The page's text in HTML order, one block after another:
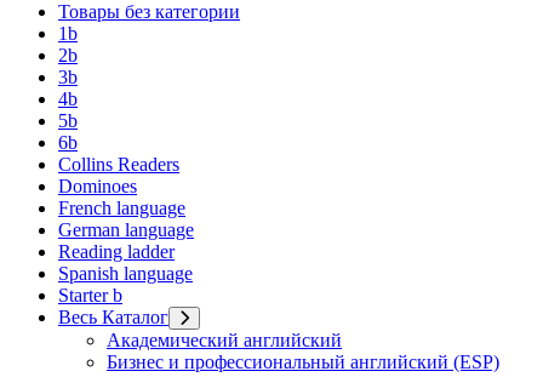
Товары без категории
1b
2b
3b
4b
5b
6b
Collins Readers
Dominoes
French language
German language
Reading ladder
Spanish language
Starter b
Весь Каталог
Академический английский
Бизнес и профессиональный английский (ESP)